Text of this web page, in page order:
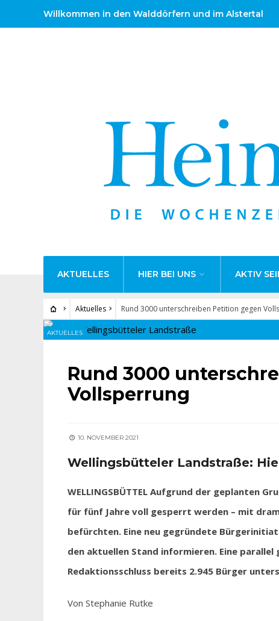
Willkommen in den Walddörfern und im Alstertal
AKTUELLES HIER BEI UNS AKTIV
Aktuelles Rund 3000 unterschreiben Petition gegen
AKTUELLES
Rund 3000
Vollsperrung
10. NOVEMBER 2021
Wellingsbütteler Landstraße:
WELLINGSBÜTTEL Aufgrund der geplanten
für fünf Jahre voll gesperrt werden – mit
befürchten. Eine neu gegründete
den aktuellen Stand informieren. Eine
Redaktionsschluss bereits 2.945 Bürger
Von Stephanie Rutke